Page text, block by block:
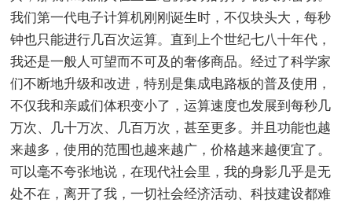
我们第一代电子计算机刚刚诞生时，不仅块头大，每秒
钟也只能进行几百次运算。直到上个世纪七八十年代，
我还是一般人可望而不可及的奢侈商品。经过了科学家
们不断地升级和改进，特别是集成电路板的普及使用，
不仅我和亲戚们体积变小了，运算速度也发展到每秒几
万次、几十万次、几百万次，甚至更多。并且功能也越
来越多，使用的范围也越来越广，价格越来越便宜了。
可以毫不夸张地说，在现代社会里，我的身影几乎是无
处不在，离开了我，一切社会经济活动、科技建设都难